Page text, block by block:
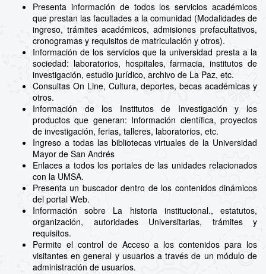
Presenta información de todos los servicios académicos
que prestan las facultades a la comunidad (Modalidades de
ingreso, trámites académicos, admisiones prefacultativos,
cronogramas y requisitos de matriculación y otros).
Información de los servicios que la universidad presta a la
sociedad: laboratorios, hospitales, farmacia, institutos de
investigación, estudio jurídico, archivo de La Paz, etc.
Consultas On Line, Cultura, deportes, becas académicas y
otros.
Información de los Institutos de Investigación y los
productos que generan: Información científica, proyectos
de investigación, ferias, talleres, laboratorios, etc.
Ingreso a todas las bibliotecas virtuales de la Universidad
Mayor de San Andrés
Enlaces a todos los portales de las unidades relacionados
con la UMSA.
Presenta un buscador dentro de los contenidos dinámicos
del portal Web.
Información sobre La historia institucional., estatutos,
organización, autoridades Universitarias, trámites y
requisitos.
Permite el control de Acceso a los contenidos para los
visitantes en general y usuarios a través de un módulo de
administración de usuarios.